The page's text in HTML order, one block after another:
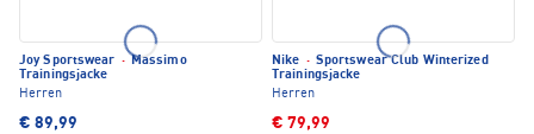
Joy Sportswear · Massimo
Trainingsjacke
Herren
€ 89,99
Nike · Sportswear Club Winterized
Trainingsjacke
Herren
€ 79,99